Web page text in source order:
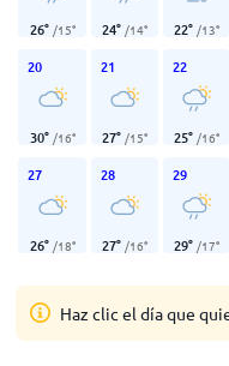
26° /15° 24° /14° 22° /13°
20
30° /16°
21
27° /15°
22
25° /16°
27
26° /18°
28
27° /16°
29
29° /17°
Haz clic el día que